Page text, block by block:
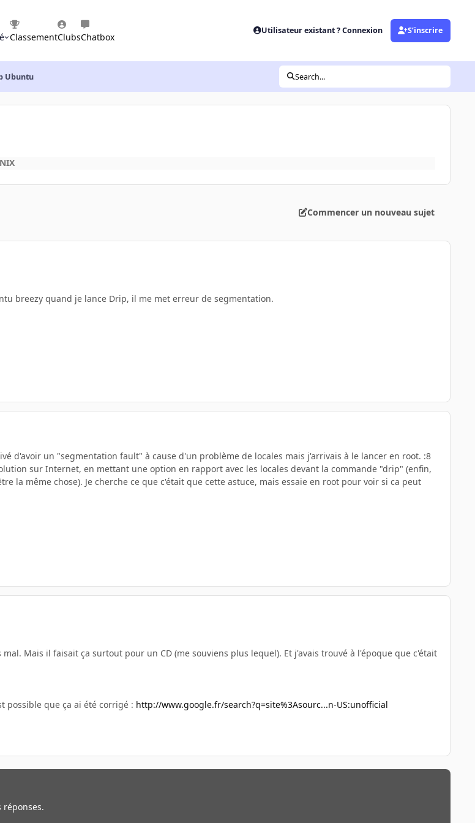
ClassementClubsChatbox
Utilisateur existant ? Connexion S’inscrire
Ubuntu Search...
Commencer un nouveau sujet
breezy quand je lance Drip, il me met erreur de segmentation.
d'avoir un "segmentation fault" à cause d'un problème de locales mais j'arrivais à le lancer en root. :8
sur Internet, en mettant une option en rapport avec les locales devant la commande "drip" (enfin,
la même chose). Je cherche ce que c'était que cette astuce, mais essaie en root pour voir si ca peut
Mais il faisait ça surtout pour un CD (me souviens plus lequel). Et j'avais trouvé à l'époque que c'était
possible que ça ai été corrigé : http://www.google.fr/search?q=site%3Asourc...n-US:unofficial
réponses.